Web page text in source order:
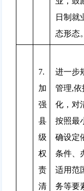
日制就
态形态。
7.
加
强
县
级
权
责
清
进一步
管理,
化，对
按照最
确设定
条件、
适用范
务等要